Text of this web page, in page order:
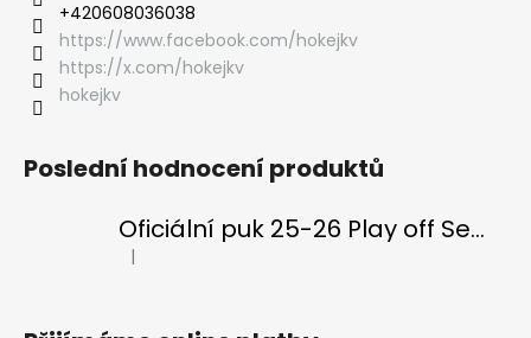
‭+420608036038
https://www.facebook.com/hokejkv
https://x.com/hokejkv
hokejkv
Poslední hodnocení produktů
Oficiální puk 25-26 Play off Semifinále
Hodnocení produktu je 5 z 5 hvězdiček.
|